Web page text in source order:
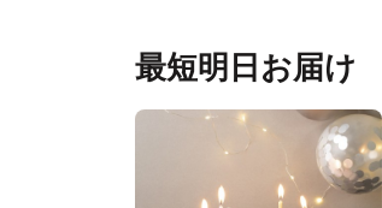
最短明日お届け